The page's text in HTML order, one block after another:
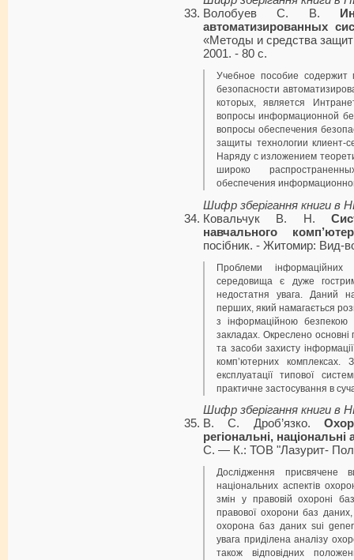
Волобуев С. В.
автоматизиро­ванных
«Методы и средства
2001. - 80 с.
Учебное пособие
безопасности
которых, является
вопросы информационной
вопросы обеспечения
защиты технологии клиент-
Наряду с изложением
широко
обеспечения
Шифр зберігання книги в
Ковальчук В. Н.
навчального
посібник. - Житомир: Вид-
Проблеми інформаційних
середовища є дуже
недостатня увага. Даний
перших, який намагається
з інформаційною безпекою
закладах. Окреслено
та засоби захисту
комп’ютерних комплексах.
експлуатації типової
практичне застосування в
Шифр зберігання книги в
B. C. Дроб’язко.
регіональні, національні
C. — К.: ТОВ "Лазурит-
Дослідження присвячене
національних аспектів
змін у правовій охороні
правової охорони баз
охорона баз даних sui
увага приділена аналізу
також відповідних